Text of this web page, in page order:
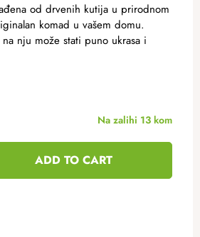
Na zalihi 13 kom
ADD TO CART
od drvenih kutija u prirodnom
komad u vašem domu.
nju može stati puno ukrasa i